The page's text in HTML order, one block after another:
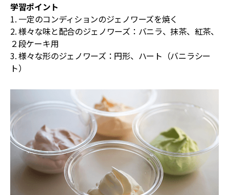
学習ポイント
1. 一定のコンディションのジェノワーズを焼く
2. 様々な味と配合のジェノワーズ：バニラ、抹茶、紅茶、
２段ケーキ用
3. 様々な形のジェノワーズ：円形、ハート（バニラシー
ト）